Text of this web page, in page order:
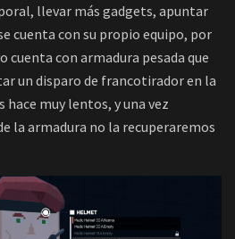
llevar más gadgets, apuntar
cuenta con su propio equipo, por
cuenta con armadura pesada que
un disparo de francotirador en la
hace muy lentos, y una vez
la armadura no la recuperaremos